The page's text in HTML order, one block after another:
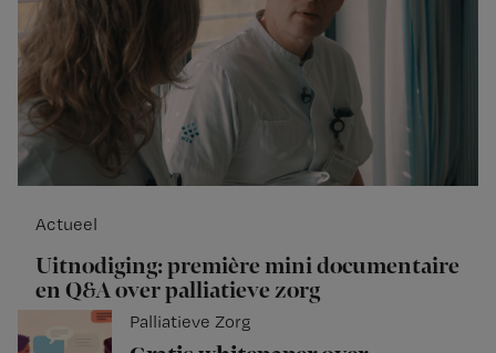
Actueel
Uitnodiging: première mini documentaire
en Q&A over palliatieve zorg
Palliatieve Zorg